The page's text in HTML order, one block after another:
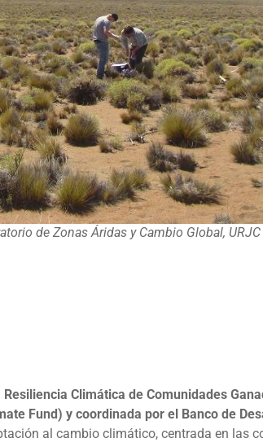
de Zonas Áridas y Cambio Global,
Resiliencia Climática de Comunidades
Fund) y coordinada por el Banco de
al cambio climático, centrada en las